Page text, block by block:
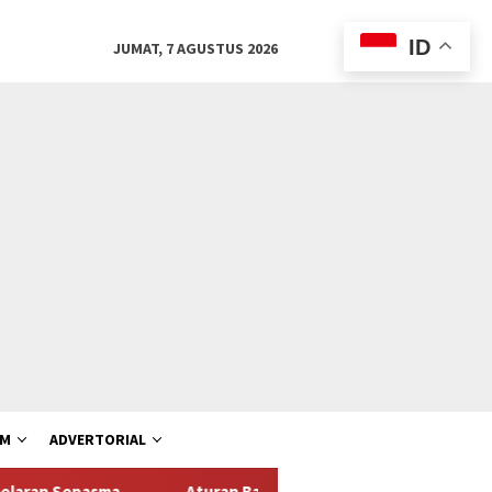
JUMAT, 7 AGUSTUS 2026
ADVERTORIAL
ID